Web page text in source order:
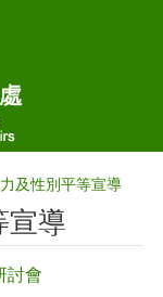
及性別平等宣導
宣導
討會